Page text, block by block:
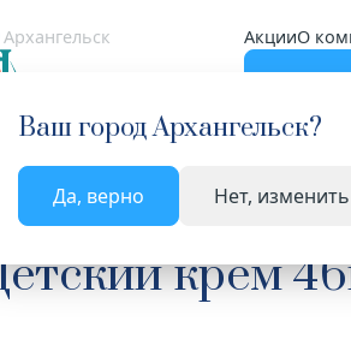
Архангельск АкцииО
Ваш городАрхангельск?
Да, верно Нет, изменить
Каталог Мама и малыш
крем